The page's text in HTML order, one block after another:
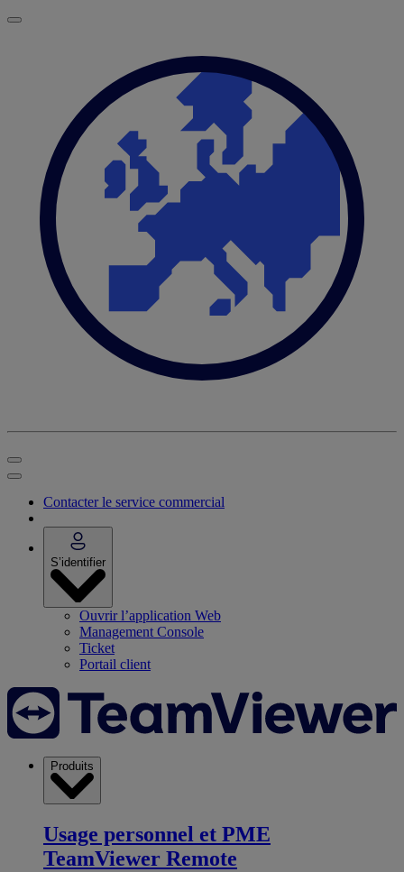
Contacter le service commercial
S’identifier
Ouvrir l’application Web
Management Console
Ticket
Portail client
Produits
Usage personnel et PME
TeamViewer Remote